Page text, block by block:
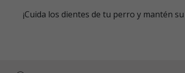
¡Cuida los dientes de tu perro y mantén